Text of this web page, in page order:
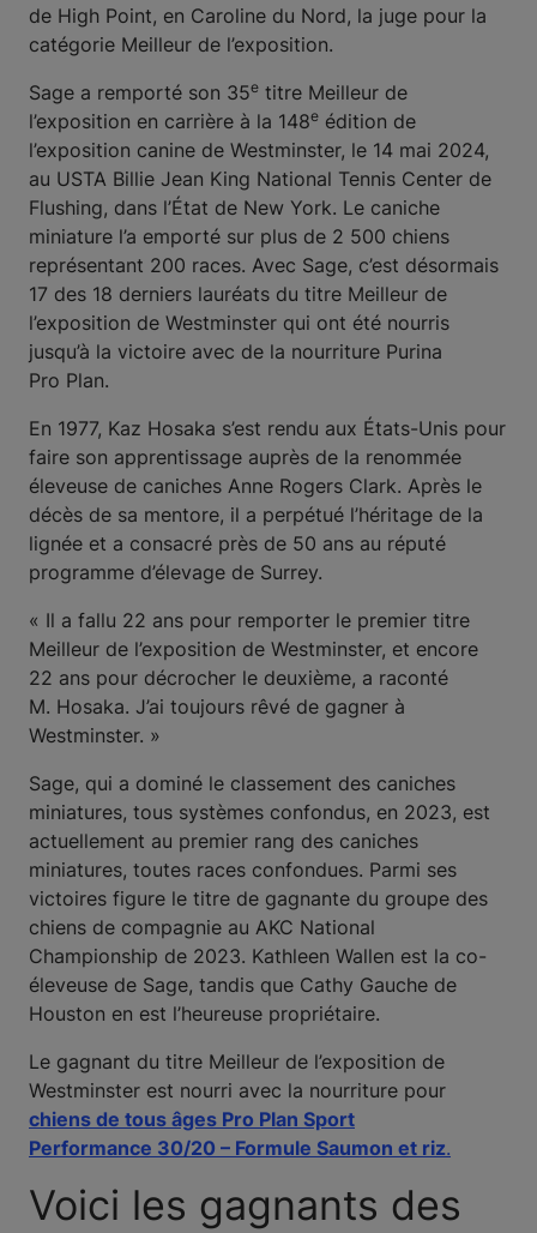
de High Point, en Caroline du Nord, la juge pour la
catégorie Meilleur de l’exposition.
Sage a remporté son 35e titre Meilleur de
l’exposition en carrière à la 148e édition de
l’exposition canine de Westminster, le 14 mai 2024,
au USTA Billie Jean King National Tennis Center de
Flushing, dans l’État de New York. Le caniche
miniature l’a emporté sur plus de 2 500 chiens
représentant 200 races. Avec Sage, c’est désormais
17 des 18 derniers lauréats du titre Meilleur de
l’exposition de Westminster qui ont été nourris
jusqu’à la victoire avec de la nourriture Purina
Pro Plan.
En 1977, Kaz Hosaka s’est rendu aux États-Unis pour
faire son apprentissage auprès de la renommée
éleveuse de caniches Anne Rogers Clark. Après le
décès de sa mentore, il a perpétué l’héritage de la
lignée et a consacré près de 50 ans au réputé
programme d’élevage de Surrey.
« Il a fallu 22 ans pour remporter le premier titre
Meilleur de l’exposition de Westminster, et encore
22 ans pour décrocher le deuxième, a raconté
M. Hosaka. J’ai toujours rêvé de gagner à
Westminster. »
Sage, qui a dominé le classement des caniches
miniatures, tous systèmes confondus, en 2023, est
actuellement au premier rang des caniches
miniatures, toutes races confondues. Parmi ses
victoires figure le titre de gagnante du groupe des
chiens de compagnie au AKC National
Championship de 2023. Kathleen Wallen est la co-
éleveuse de Sage, tandis que Cathy Gauche de
Houston en est l’heureuse propriétaire.
Le gagnant du titre Meilleur de l’exposition de
Westminster est nourri avec la nourriture pour
chiens de tous âges Pro Plan Sport
Performance 30/20 – Formule Saumon et riz.
Voici les gagnants des